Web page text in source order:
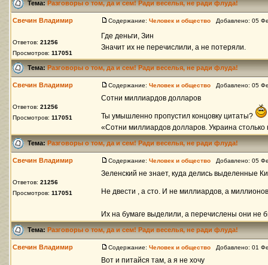
Тема:Разговоры о том, да и сем! Ради веселья, не ради флуда!
Свечин Владимир
Ответов: 21256
Просмотров: 117051
Содержание: Человек и общество Добавлено: 05
Где деньги, Зин
Значит их не перечислили, а не потеряли.
Тема:Разговоры о том, да и сем! Ради веселья, не ради флуда!
Свечин Владимир
Ответов: 21256
Просмотров: 117051
Содержание: Человек и общество Добавлено: 05
Сотни миллиардов долларов
Ты умышленно пропустил концовку цитаты?
«Сотни миллиардов долларов. Украина столько
Тема:Разговоры о том, да и сем! Ради веселья, не ради флуда!
Свечин Владимир
Ответов: 21256
Просмотров: 117051
Содержание: Человек и общество Добавлено: 05
Зеленский не знает, куда делись выделенные
Не двести , а сто. И не миллиардов, а
Их на бумаге выделили, а перечислены они не
Тема:Разговоры о том, да и сем! Ради веселья, не ради флуда!
Свечин Владимир Содержание: Человек и общество Добавлено: 01
Вот и питайся там, а я не хочу